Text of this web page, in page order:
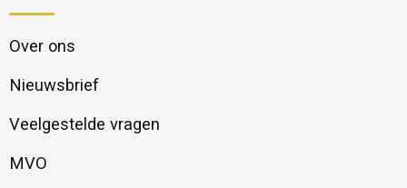
Over ons
Nieuwsbrief
Veelgestelde vragen
MVO